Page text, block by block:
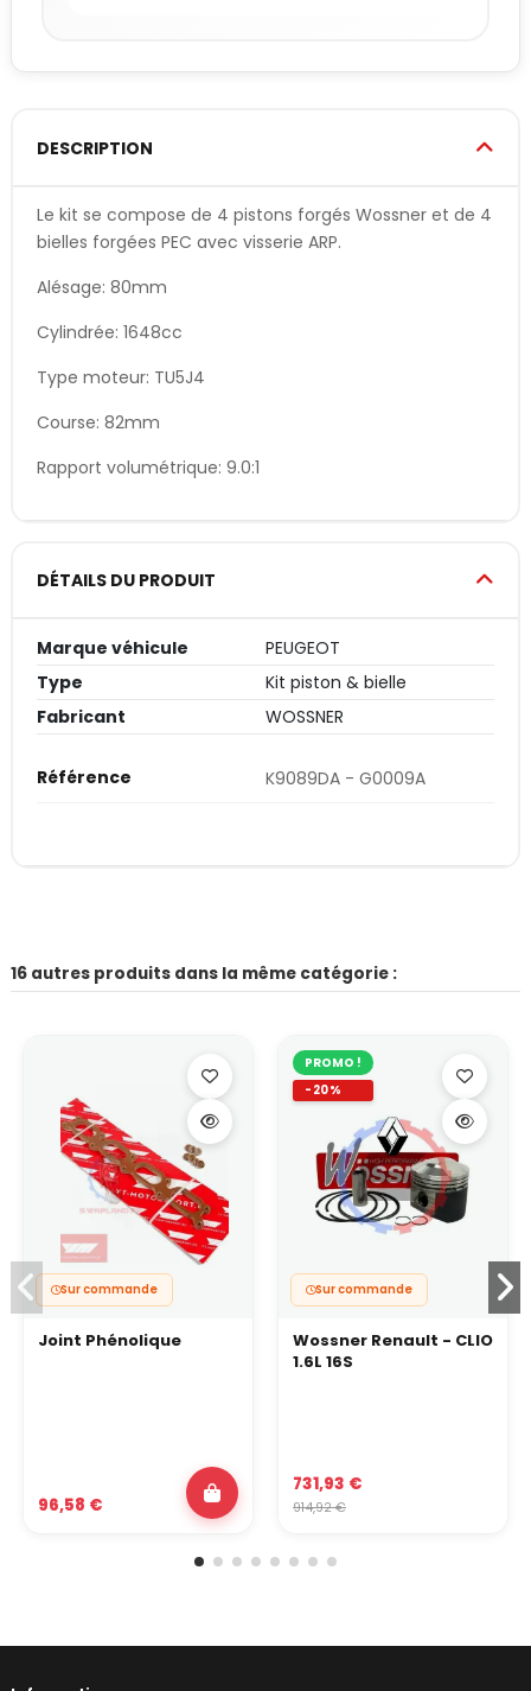
DESCRIPTION
Le kit se compose de 4 pistons forgés Wossner et de 4
bielles forgées PEC avec visserie ARP.
Alésage: 80mm
Cylindrée: 1648cc
Type moteur: TU5J4
Course: 82mm
Rapport volumétrique: 9.0:1
DÉTAILS DU PRODUIT
Marque véhicule
PEUGEOT
Type
Kit piston & bielle
Fabricant
WOSSNER
Référence K9089DA - G0009A
16 autres produits dans la même catégorie :
Sur commande
Joint Phénolique
96,58 €
PROMO !
-20%
Sur commande
Wossner Renault - CLIO
1.6L 16S
731,93 €
914,92 €